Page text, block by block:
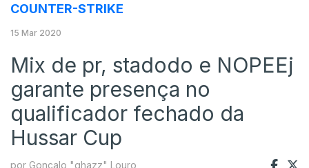
COUNTER-STRIKE
15 Mar 2020
Mix de pr, stadodo e NOPEEj
garante presença no
qualificador fechado da
Hussar Cup
por Gonçalo "ghazz" Louro